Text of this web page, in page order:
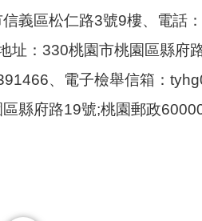
義區松仁路3號9樓、電話
址：330桃園市桃園區縣
、電子檢舉信箱：
縣府路19號;桃園郵政